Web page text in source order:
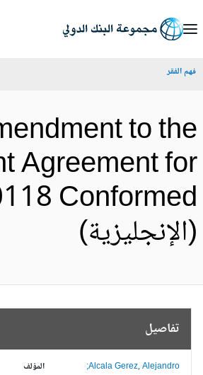
الفقر
to
Agreement
تفاصيل
المؤلف Alcala Gerez, Alejandro;